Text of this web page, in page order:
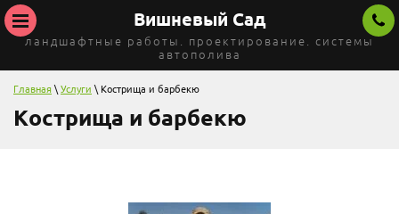
Вишневый Сад
ландшафтные работы. проектирование. системы
автополива
Главная \ Услуги \ Кострища и барбекю
Кострища и барбекю